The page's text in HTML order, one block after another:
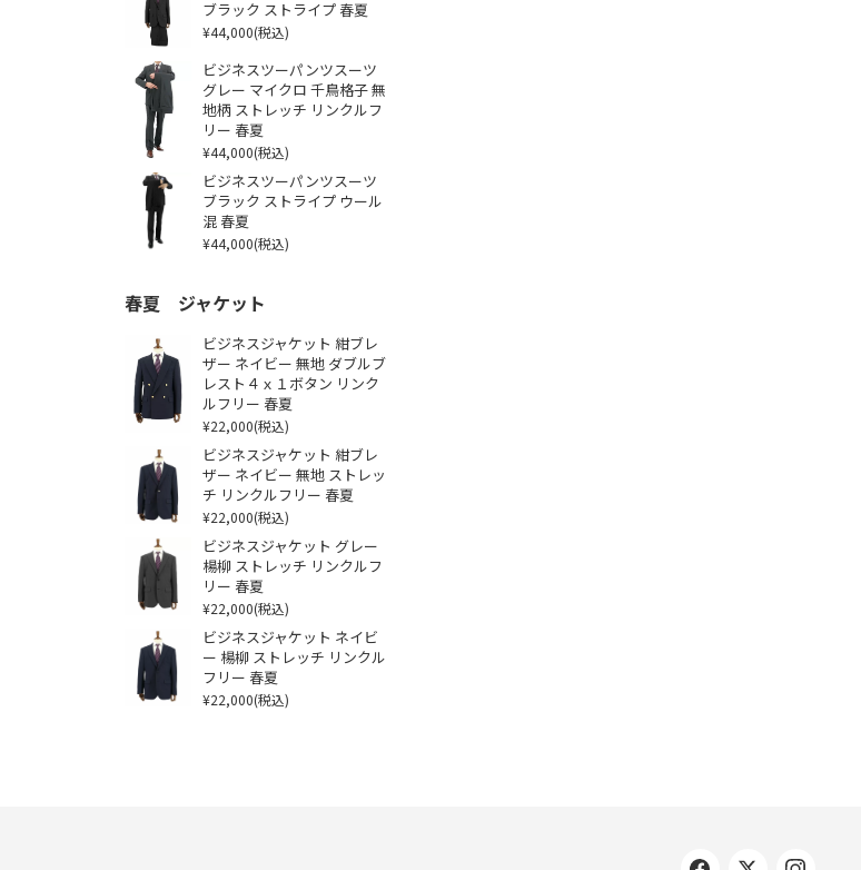
ブラック ストライプ 春夏
¥44,000(税込)
ビジネスツーパンツスーツ
グレー マイクロ 千鳥格子 無
地柄 ストレッチ リンクルフ
リー 春夏
¥44,000(税込)
ビジネスツーパンツスーツ
ブラック ストライプ ウール
混 春夏
¥44,000(税込)
春夏 ジャケット
ビジネスジャケット 紺ブレ
ザー ネイビー 無地 ダブルブ
レスト４ｘ１ボタン リンク
ルフリー 春夏
¥22,000(税込)
ビジネスジャケット 紺ブレ
ザー ネイビー 無地 ストレッ
チ リンクルフリー 春夏
¥22,000(税込)
ビジネスジャケット グレー
楊柳 ストレッチ リンクルフ
リー 春夏
¥22,000(税込)
ビジネスジャケット ネイビ
ー 楊柳 ストレッチ リンクル
フリー 春夏
¥22,000(税込)